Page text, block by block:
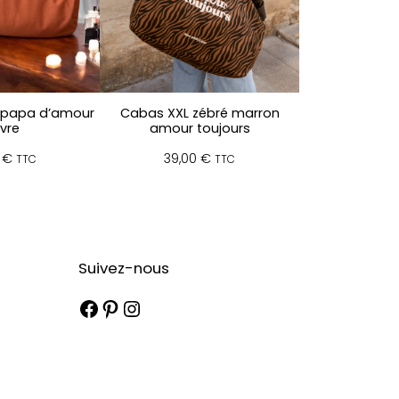
d’amour
€ TTC
Cabas XXL zébré marron
amour toujours
39,00 € TTC
Suivez-nous
Facebook Pinterest Instagram